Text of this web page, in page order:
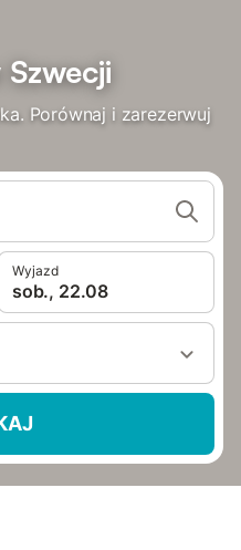
Porównaj i zarezerwuj
Wyjazd
sob., 22.08